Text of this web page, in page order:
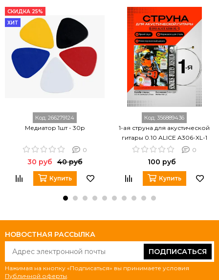
СКИДКА 25%
ХИТ
Код: 266279124
Медиатор 1шт - 30р
0
30 руб 40 руб
Купить
Код: 356889436
1-ая струна для акустической
гитары 0.10 ALICE A306-XL-1
0
100 руб
Купить
НОВОСТНАЯ РАССЫЛКА
ПОДПИСАТЬСЯ
Нажимая на кнопку «Подписаться» вы принимаете условия
Публичной оферты